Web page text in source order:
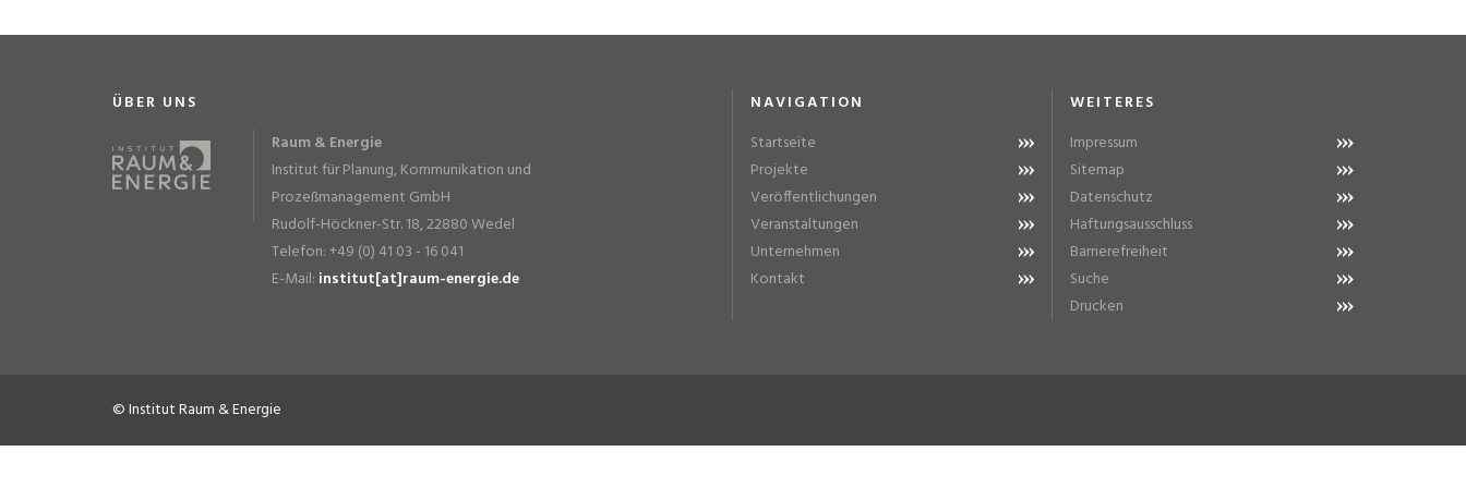
ÜBER UNS
Raum & Energie
Institut für Planung, Kommunikation und
Prozeßmanagement GmbH
Rudolf-Höckner-Str. 18, 22880 Wedel
Telefon: +49 (0) 41 03 - 16 041
E-Mail: institut[at]raum-energie.de
NAVIGATION
Startseite
Projekte
Veröffentlichungen
Veranstaltungen
Unternehmen
Kontakt
WEITERES
Impressum
Sitemap
Datenschutz
Haftungsausschluss
Barrierefreiheit
Suche
Drucken
© Institut Raum & Energie